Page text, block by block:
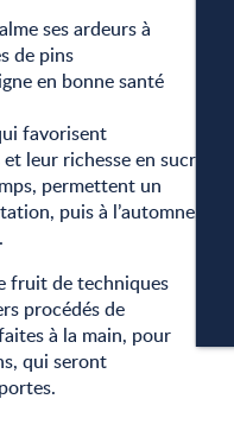
ses ardeurs à
de pins
en bonne santé
favorisent
leur richesse en sucre
permettent un
puis à l’automne,
fruit de techniques
procédés de
à la main, pour
qui seront